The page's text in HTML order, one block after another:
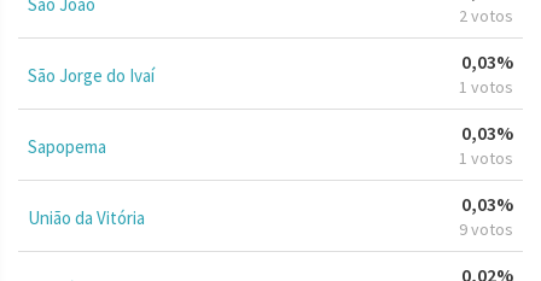
2 votos
São Jorge do Ivaí
0,03%
1 votos
Sapopema
0,03%
1 votos
União da Vitória
0,03%
9 votos
0,02%